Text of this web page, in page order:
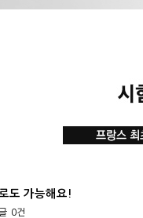
도 가능해요!
0건